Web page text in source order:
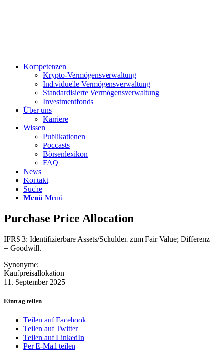
Kompetenzen
Krypto-Vermögensverwaltung
Individuelle Vermögensverwaltung
Standardisierte Vermögensverwaltung
Investmentfonds
Über uns
Karriere
Wissen
Publikationen
Podcasts
Börsenlexikon
FAQ
News
Kontakt
Suche
Menü Menü
Purchase Price Allocation
IFRS 3: Identifizierbare Assets/Schulden zum Fair Value; Differenz
= Goodwill.
Synonyme:
Kaufpreisallokation
11. September 2025
Eintrag teilen
Teilen auf Facebook
Teilen auf Twitter
Teilen auf LinkedIn
Per E-Mail teilen